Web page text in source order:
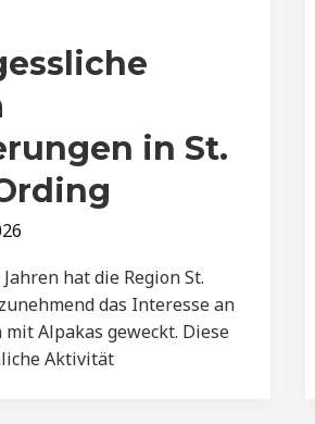
in St.
hat die Region St.
das Interesse an
Alpakas geweckt. Diese
Aktivität